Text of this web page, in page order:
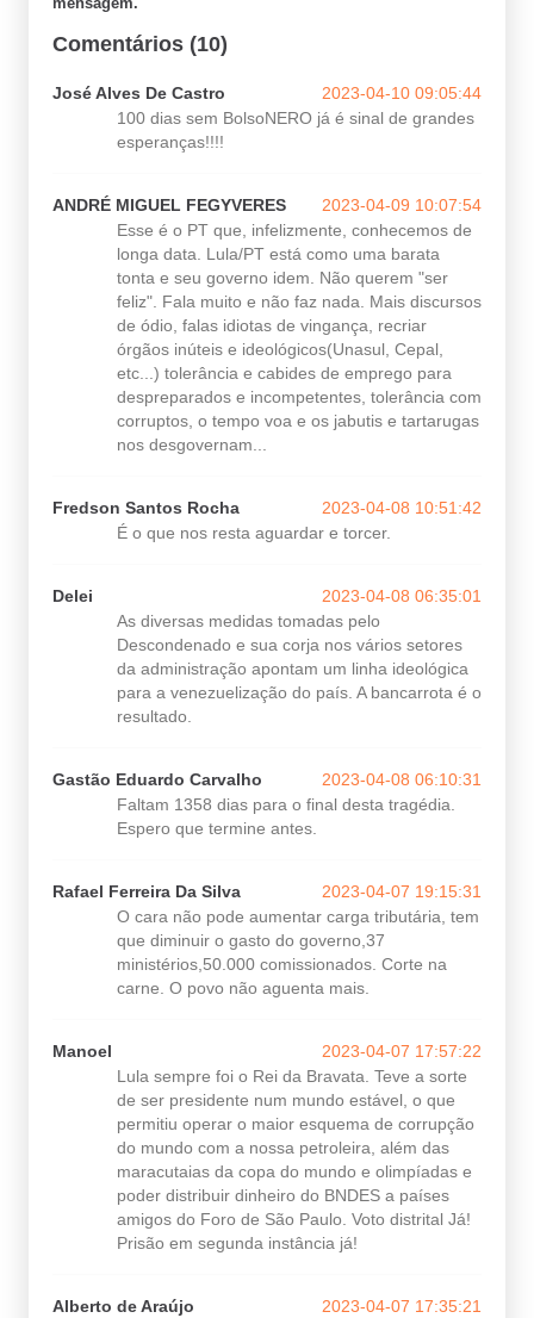
Comentários (10)
José Alves De Castro
2023-04-10 09:05:44
100 dias sem BolsoNERO já é sinal de grandes
esperanças!!!!
ANDRÉ MIGUEL FEGYVERES
2023-04-09 10:07:54
Esse é o PT que, infelizmente, conhecemos de
longa data. Lula/PT está como uma barata
tonta e seu governo idem. Não querem "ser
feliz". Fala muito e não faz nada. Mais discursos
de ódio, falas idiotas de vingança, recriar
órgãos inúteis e ideológicos(Unasul, Cepal,
etc...) tolerância e cabides de emprego para
despreparados e incompetentes, tolerância com
corruptos, o tempo voa e os jabutis e tartarugas
nos desgovernam...
Fredson Santos Rocha
2023-04-08 10:51:42
É o que nos resta aguardar e torcer.
Delei
2023-04-08 06:35:01
As diversas medidas tomadas pelo
Descondenado e sua corja nos vários setores
da administração apontam um linha ideológica
para a venezuelização do país. A bancarrota é o
resultado.
Gastão Eduardo Carvalho
2023-04-08 06:10:31
Faltam 1358 dias para o final desta tragédia.
Espero que termine antes.
Rafael Ferreira Da Silva
2023-04-07 19:15:31
O cara não pode aumentar carga tributária, tem
que diminuir o gasto do governo,37
ministérios,50.000 comissionados. Corte na
carne. O povo não aguenta mais.
Manoel
2023-04-07 17:57:22
Lula sempre foi o Rei da Bravata. Teve a sorte
de ser presidente num mundo estável, o que
permitiu operar o maior esquema de corrupção
do mundo com a nossa petroleira, além das
maracutaias da copa do mundo e olimpíadas e
poder distribuir dinheiro do BNDES a países
amigos do Foro de São Paulo. Voto distrital Já!
Prisão em segunda instância já!
Alberto de Araújo
2023-04-07 17:35:21